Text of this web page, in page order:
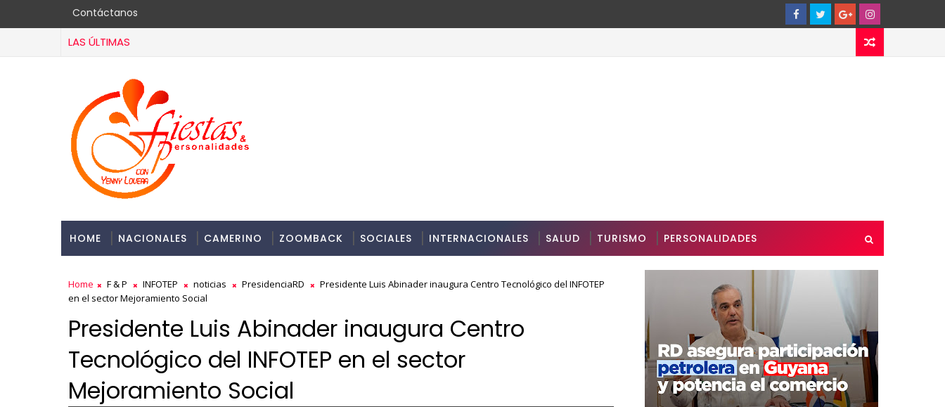
Contáctanos
LAS ÚLTIMAS
HOME NACIONALES CAMERINO ZOOMBACK SOCIALES INTERNACIONALES SALUD TURISMO PERSONALIDADES
Home F & P INFOTEP noticias PresidenciaRD
Presidente Luis Abinader inaugura Centro Tecnológico del INFOTEP
en el sector Mejoramiento Social
Presidente Luis Abinader inaugura Centro
Tecnológico del INFOTEP en el sector
Mejoramiento Social